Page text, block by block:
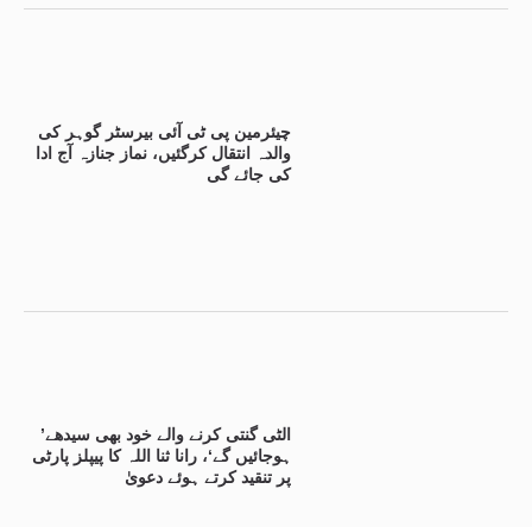
چیئرمین پی ٹی آئی بیرسٹر گوہر کی
والدہ انتقال کرگئیں، نماز جنازہ آج ادا
کی جائے گی
’الٹی گنتی کرنے والے خود بھی سیدھے
ہوجائیں گے‘، رانا ثنا اللہ کا پیپلز پارٹی
پر تنقید کرتے ہوئے دعویٰ